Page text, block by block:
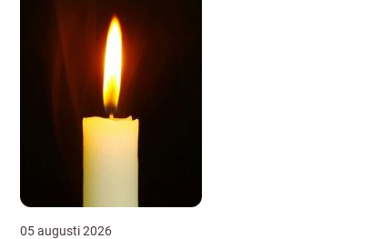
05 augusti 2026